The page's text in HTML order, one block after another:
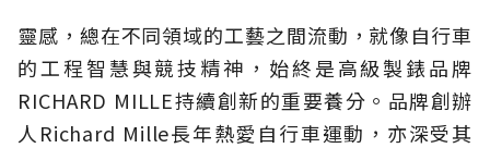
靈感，總在不同領域的工藝之間流動，就像自行車
的工程智慧與競技精神，始終是高級製錶品牌
RICHARD MILLE持續創新的重要養分。品牌創辦
人Richard Mille長年熱愛自行車運動，亦深受其